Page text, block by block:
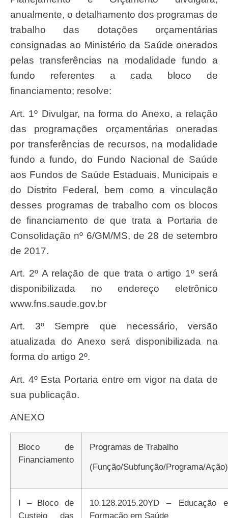
anualmente, o detalhamento dos programas de
trabalho das dotações orçamentárias
consignadas ao Ministério da Saúde onerados
pelas transferências na modalidade fundo a
fundo referentes a cada bloco de
financiamento; resolve:
Art. 1º Divulgar, na forma do Anexo, a relação
das programações orçamentárias oneradas
por transferências de recursos, na modalidade
fundo a fundo, do Fundo Nacional de Saúde
aos Fundos de Saúde Estaduais, Municipais e
do Distrito Federal, bem como a vinculação
desses programas de trabalho com os blocos
de financiamento de que trata a Portaria de
Consolidação nº 6/GM/MS, de 28 de setembro
de 2017.
Art. 2º A relação de que trata o artigo 1º será
disponibilizada no endereço eletrônico
www.fns.saude.gov.br
Art. 3º Sempre que necessário, versão
atualizada do Anexo será disponibilizada na
forma do artigo 2º.
Art. 4º Esta Portaria entre em vigor na data de
sua publicação.
ANEXO
Bloco de
Financiamento
Programas de Trabalho
(Função/Subfunção/Programa/Ação)
I – Bloco de
Custeio das
10.128.2015.20YD – Educação e
Formação em Saúde